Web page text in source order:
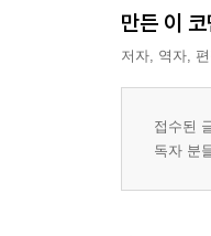
만든 이
저자, 역자,
접수된
독자 분